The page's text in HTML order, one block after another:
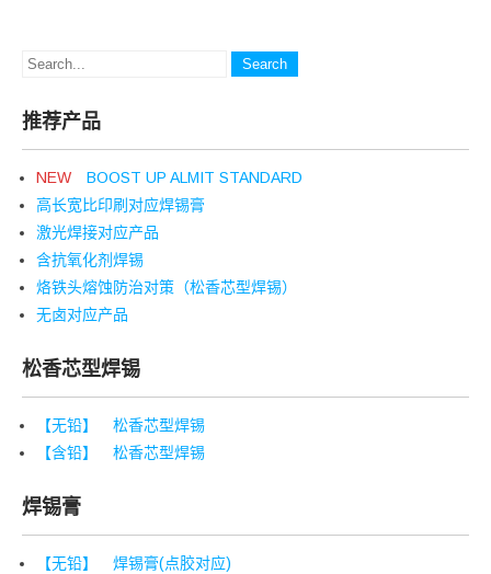
推荐产品
NEW BOOST UP ALMIT STANDARD
高长宽比印刷对应焊锡膏
激光焊接对应产品
含抗氧化剂焊锡
烙铁头熔蚀防治对策（松香芯型焊锡）
无卤对应产品
松香芯型焊锡
【无铅】 松香芯型焊锡
【含铅】 松香芯型焊锡
焊锡膏
【无铅】 焊锡膏(点胶对应)